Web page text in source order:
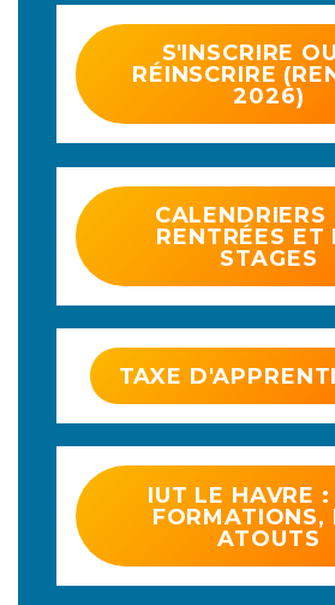
S'INSCRIRE
RÉINSCRIRE
2026)
CALENDRIERS
RENTRÉES ET
STAGES
TAXE
IUT LE HAVRE :
FORMATIONS,
ATOUTS